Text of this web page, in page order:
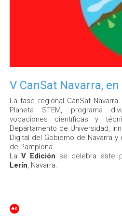
V CanSat Navarra,
La fase regional CanSat
Planeta STEM, programa
vocaciones científicas y
Departamento de Universidad,
Digital del Gobierno de Navarra
de Pamplona.
La V Edición se celebra este
Lerín, Navarra.
es